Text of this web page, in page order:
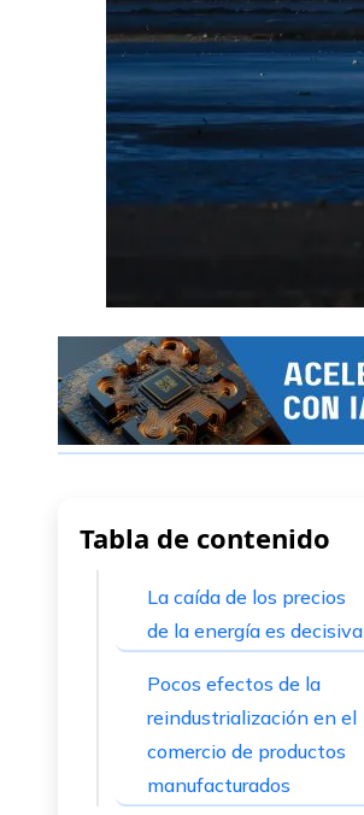
Tabla de contenido
La caída de los precios
de la energía es decisiva
Pocos efectos de la
reindustrialización en el
comercio de productos
manufacturados